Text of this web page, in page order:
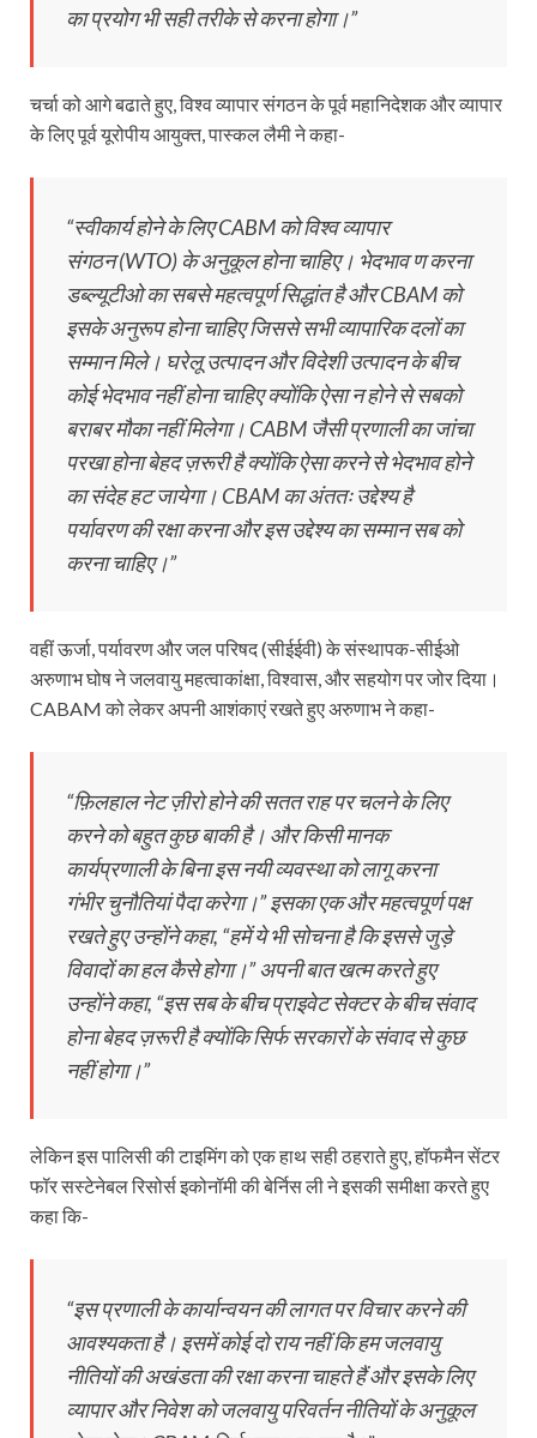
का प्रयोग भी सही तरीके से करना होगा।”
चर्चा को आगे बढाते हुए, विश्व व्यापार संगठन के पूर्व महानिदेशक और व्यापार
के लिए पूर्व यूरोपीय आयुक्त, पास्कल लैमी ने कहा-
“स्वीकार्य होने के लिए CABM को विश्व व्यापार
संगठन (WTO) के अनुकूल होना चाहिए। भेदभाव ण करना
डब्ल्यूटीओ का सबसे महत्वपूर्ण सिद्धांत है और CBAM को
इसके अनुरूप होना चाहिए जिससे सभी व्यापारिक दलों का
सम्मान मिले। घरेलू उत्पादन और विदेशी उत्पादन के बीच
कोई भेदभाव नहीं होना चाहिए क्योंकि ऐसा न होने से सबको
बराबर मौका नहीं मिलेगा। CABM जैसी प्रणाली का जांचा
परखा होना बेहद ज़रूरी है क्योंकि ऐसा करने से भेदभाव होने
का संदेह हट जायेगा। CBAM का अंततः उद्देश्य है
पर्यावरण की रक्षा करना और इस उद्देश्य का सम्मान सब को
करना चाहिए।”
वहीं ऊर्जा, पर्यावरण और जल परिषद (सीईईवी) के संस्थापक-सीईओ
अरुणाभ घोष ने जलवायु महत्वाकांक्षा, विश्वास, और सहयोग पर जोर दिया।
CABAM को लेकर अपनी आशंकाएं रखते हुए अरुणाभ ने कहा-
“फ़िलहाल नेट ज़ीरो होने की सतत राह पर चलने के लिए
करने को बहुत कुछ बाकी है। और किसी मानक
कार्यप्रणाली के बिना इस नयी व्यवस्था को लागू करना
गंभीर चुनौतियां पैदा करेगा।” इसका एक और महत्वपूर्ण पक्ष
रखते हुए उन्होंने कहा, “हमें ये भी सोचना है कि इससे जुड़े
विवादों का हल कैसे होगा।” अपनी बात खत्म करते हुए
उन्होंने कहा, “इस सब के बीच प्राइवेट सेक्टर के बीच संवाद
होना बेहद ज़रूरी है क्योंकि सिर्फ सरकारों के संवाद से कुछ
नहीं होगा।”
लेकिन इस पालिसी की टाइमिंग को एक हाथ सही ठहराते हुए, हॉफमैन सेंटर
फॉर सस्टेनेबल रिसोर्स इकोनॉमी की बेर्निस ली ने इसकी समीक्षा करते हुए
कहा कि-
“इस प्रणाली के कार्यान्वयन की लागत पर विचार करने की
आवश्यकता है। इसमें कोई दो राय नहीं कि हम जलवायु
नीतियों की अखंडता की रक्षा करना चाहते हैं और इसके लिए
व्यापार और निवेश को जलवायु परिवर्तन नीतियों के अनुकूल